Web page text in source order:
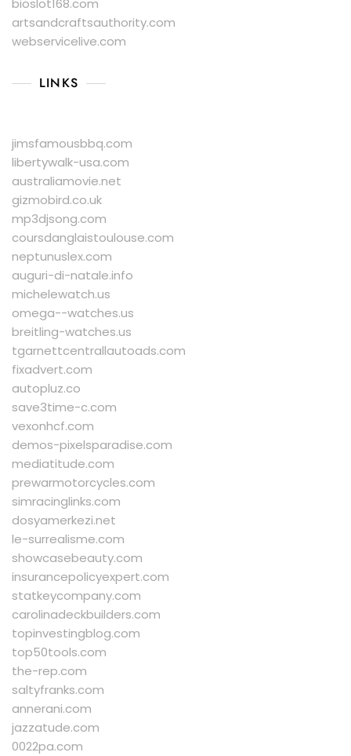
bioslot168.com
artsandcraftsauthority.com
webservicelive.com
LINKS
jimsfamousbbq.com
libertywalk-usa.com
australiamovie.net
gizmobird.co.uk
mp3djsong.com
coursdanglaistoulouse.com
neptunuslex.com
auguri-di-natale.info
michelewatch.us
omega--watches.us
breitling-watches.us
tgarnettcentrallautoads.com
fixadvert.com
autopluz.co
save3time-c.com
vexonhcf.com
demos-pixelsparadise.com
mediatitude.com
prewarmotorcycles.com
simracinglinks.com
dosyamerkezi.net
le-surrealisme.com
showcasebeauty.com
insurancepolicyexpert.com
statkeycompany.com
carolinadeckbuilders.com
topinvestingblog.com
top50tools.com
the-rep.com
saltyfranks.com
annerani.com
jazzatude.com
0022pa.com